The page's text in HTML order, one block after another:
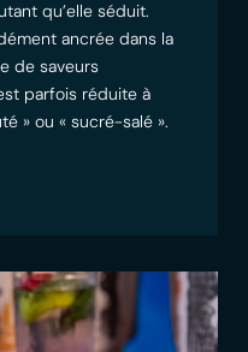
qu’elle séduit.
ancrée dans la
de saveurs
parfois réduite à
» ou « sucré-salé ».